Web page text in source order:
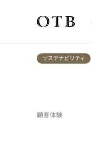
Skip to main
サステナビリティ
顧客体験